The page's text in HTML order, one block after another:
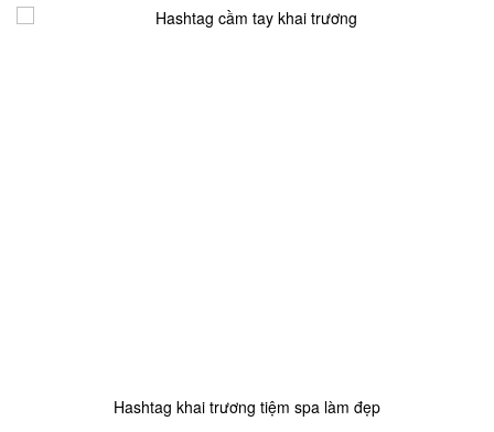
Hashtag khai trương tiệm spa làm đẹp